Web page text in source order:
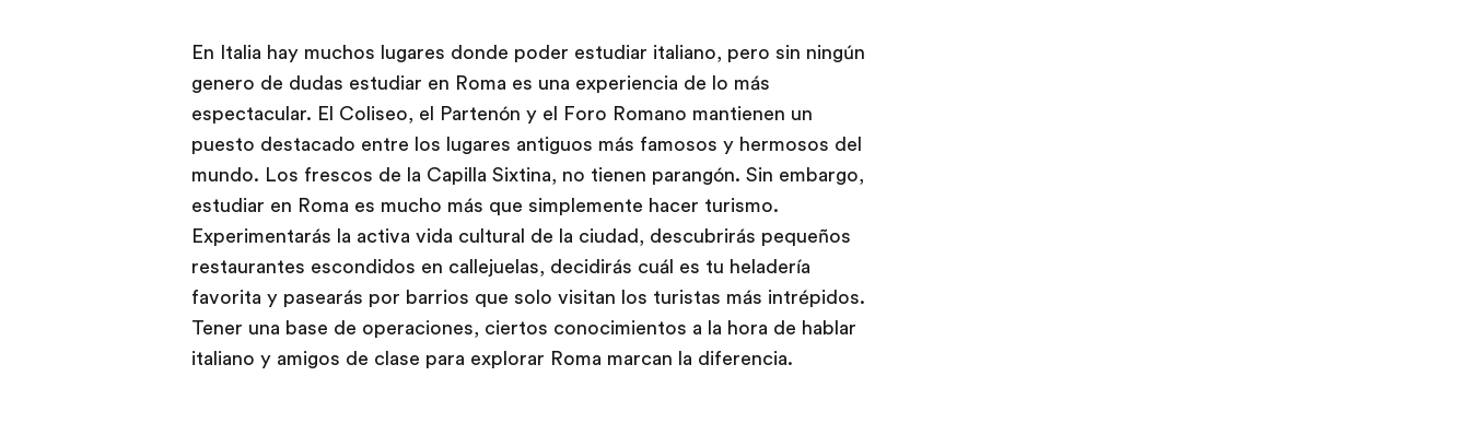
En Italia hay muchos lugares donde poder estudiar italiano, pero sin ningún
genero de dudas estudiar en Roma es una experiencia de lo más
espectacular. El Coliseo, el Partenón y el Foro Romano mantienen un
puesto destacado entre los lugares antiguos más famosos y hermosos del
mundo. Los frescos de la Capilla Sixtina, no tienen parangón. Sin embargo,
estudiar en Roma es mucho más que simplemente hacer turismo.
Experimentarás la activa vida cultural de la ciudad, descubrirás pequeños
restaurantes escondidos en callejuelas, decidirás cuál es tu heladería
favorita y pasearás por barrios que solo visitan los turistas más intrépidos.
Tener una base de operaciones, ciertos conocimientos a la hora de hablar
italiano y amigos de clase para explorar Roma marcan la diferencia.